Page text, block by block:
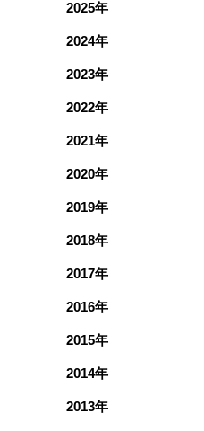
2025年
2024年
2023年
2022年
2021年
2020年
2019年
2018年
2017年
2016年
2015年
2014年
2013年